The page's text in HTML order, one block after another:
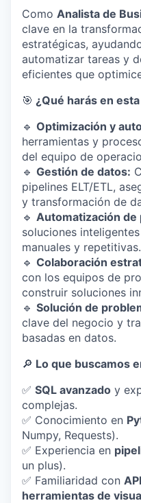
Como Analista de
clave en la
estratégicas,
automatizar tareas y
eficientes que
🎯 ¿Qué harás en
🔹 Optimización y
herramientas y
del equipo de
🔹 Gestión de datos:
pipelines ELT/ETL,
y transformación de
🔹 Automatización de
soluciones
manuales y repetitivas.
🔹 Colaboración
con los equipos de
construir soluciones
🔹 Solución de
clave del negocio y
basadas en datos.
🔎 Lo que buscamos
✅ SQL avanzado y
complejas.
✅ Conocimiento en
Numpy, Requests).
✅ Experiencia en
un plus).
✅ Familiaridad con
herramientas de